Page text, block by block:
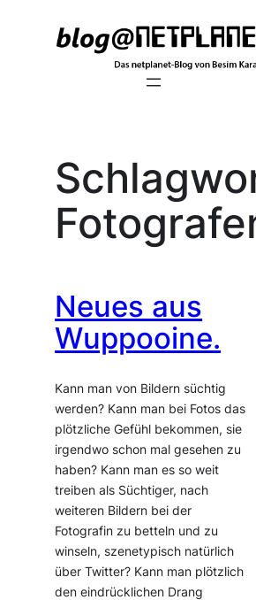
Neues aus
Wuppooine.
Kann man von Bildern süchtig
werden? Kann man bei Fotos das
plötzliche Gefühl bekommen, sie
irgendwo schon mal gesehen zu
haben? Kann man es so weit
treiben als Süchtiger, nach
weiteren Bildern bei der
Fotografin zu betteln und zu
winseln, szenetypisch natürlich
über Twitter? Kann man plötzlich
den eindrücklichen Drang